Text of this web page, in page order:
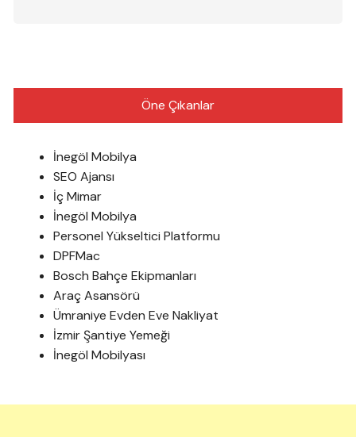
Öne Çıkanlar
İnegöl Mobilya
SEO Ajansı
İç Mimar
İnegöl Mobilya
Personel Yükseltici Platformu
DPFMac
Bosch Bahçe Ekipmanları
Araç Asansörü
Ümraniye Evden Eve Nakliyat
İzmir Şantiye Yemeği
İnegöl Mobilyası